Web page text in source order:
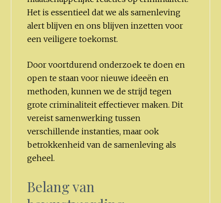
Het is essentieel dat we als samenleving
alert blijven en ons blijven inzetten voor
een veiligere toekomst.
Door voortdurend onderzoek te doen en
open te staan voor nieuwe ideeën en
methoden, kunnen we de strijd tegen
grote criminaliteit effectiever maken. Dit
vereist samenwerking tussen
verschillende instanties, maar ook
betrokkenheid van de samenleving als
geheel.
Belang van